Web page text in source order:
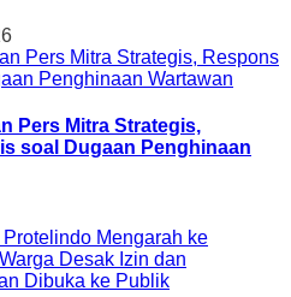
Pers Mitra Strategis,
soal Dugaan Penghinaan